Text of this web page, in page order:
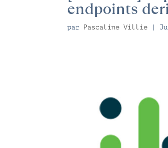
endpoints
par Pascaline Villie